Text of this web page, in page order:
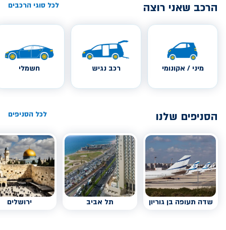
הרכב שאני רוצה לכל סוגי הרכבים
מיני / אקונומי רכב נגיש חשמלי
הסניפים שלנו לכל הסניפים
שדה תעופה בן גוריון תל אביב ירושלים